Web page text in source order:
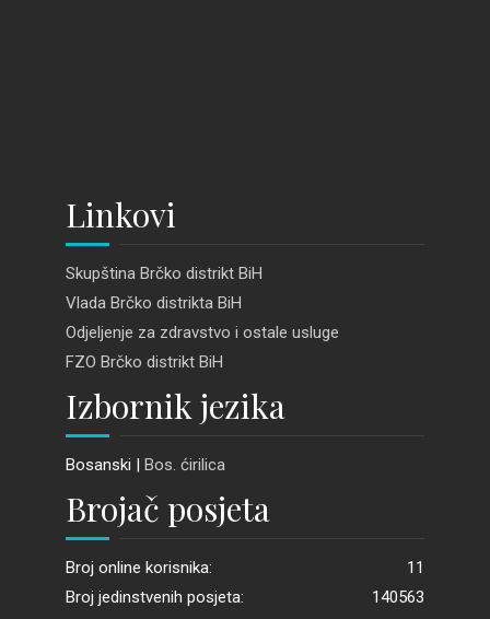
Linkovi
Skupština Brčko distrikt BiH
Vlada Brčko distrikta BiH
Odjeljenje za zdravstvo i ostale usluge
FZO Brčko distrikt BiH
Izbornik jezika
Bosanski | Bos. ćirilica
Brojač posjeta
Broj online korisnika:
11
Broj jedinstvenih posjeta:
140563